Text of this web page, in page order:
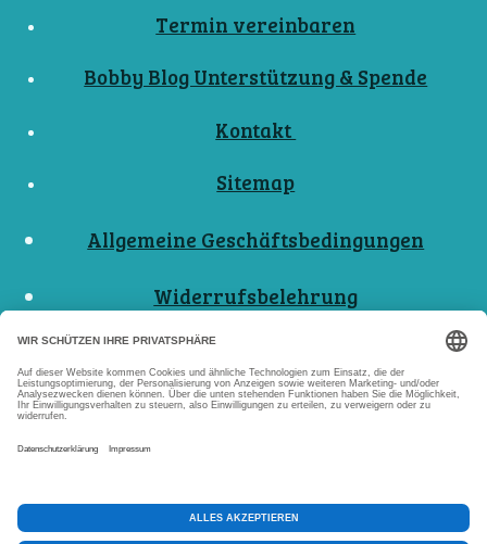
Termin vereinbaren
Bobby Blog Unterstützung & Spende
Kontakt
Sitemap
Allgemeine Geschäftsbedingungen
Widerrufsbelehrung
Nutzungsbedingungen
Datenschutzerklärungen
Abo Kündigen